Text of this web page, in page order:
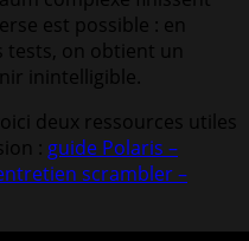
est possible : en
tests, on obtient un
inintelligible.
deux ressources utiles
: guide Polaris –
scrambler –